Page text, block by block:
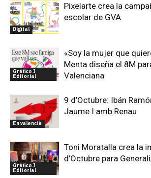
Digital
Pixelarte crea la
escolar de GVA
Gráfico I
Editorial
«Soy la mujer que
Menta diseña el 8M
Valenciana
En valencià
9 d’Octubre: Ibán
Jaume I amb Renau
Gráfico I
Editorial
Toni Moratalla crea la
d’Octubre para